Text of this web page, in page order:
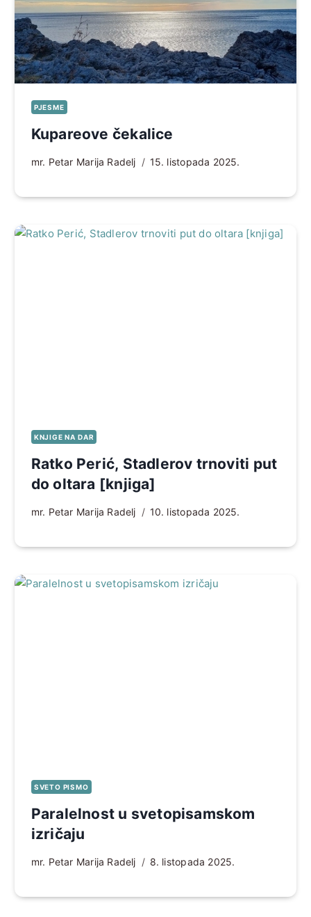
PJESME
Kupareove čekalice
mr. Petar Marija Radelj 15. listopada 2025.
KNJIGE NA DAR
Ratko Perić, Stadlerov trnoviti put
do oltara [knjiga]
mr. Petar Marija Radelj 10. listopada 2025.
SVETO PISMO
Paralelnost u svetopisamskom
izričaju
mr. Petar Marija Radelj 8. listopada 2025.